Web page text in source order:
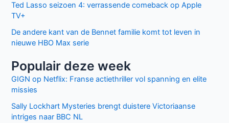
Ted Lasso seizoen 4: verrassende comeback op Apple
TV+
De andere kant van de Bennet familie komt tot leven in
nieuwe HBO Max serie
Populair deze week
GIGN op Netflix: Franse actiethriller vol spanning en elite
missies
Sally Lockhart Mysteries brengt duistere Victoriaanse
intriges naar BBC NL